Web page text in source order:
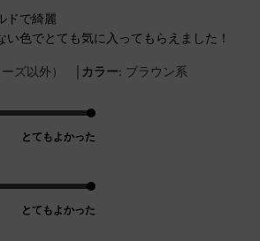
ドで綺麗
い色でとても気に入ってもらえました！
ズ以外） | カラー: ブラウン系
とてもよかった
とてもよかった